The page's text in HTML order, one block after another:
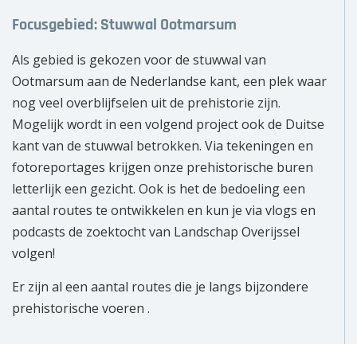
Focusgebied: Stuwwal Ootmarsum
Als gebied is gekozen voor de stuwwal van
Ootmarsum aan de Nederlandse kant, een plek waar
nog veel overblijfselen uit de prehistorie zijn.
Mogelijk wordt in een volgend project ook de Duitse
kant van de stuwwal betrokken. Via tekeningen en
fotoreportages krijgen onze prehistorische buren
letterlijk een gezicht. Ook is het de bedoeling een
aantal routes te ontwikkelen en kun je via vlogs en
podcasts de zoektocht van Landschap Overijssel
volgen!
Er zijn al een aantal routes die je langs bijzondere
prehistorische voeren .